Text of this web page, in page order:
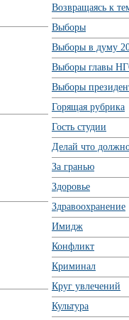
Возвращаясь к
Выборы
Выборы в думу
Выборы главы
Выборы
Горящая рубрика
Гость студии
Делай что
За гранью
Здоровье
Здравоохранение
Имидж
Конфликт
Криминал
Круг увлечений
Культура